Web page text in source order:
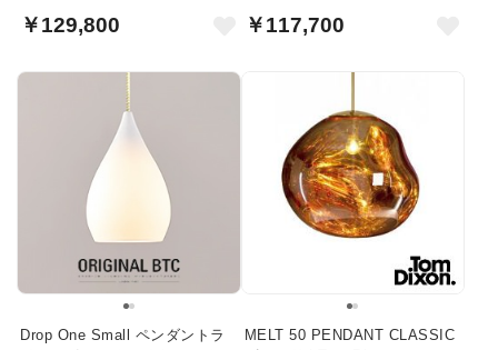
￥129,800 ￥117,700
Drop One Small ペンダントラ
MELT 50 PENDANT CLASSIC